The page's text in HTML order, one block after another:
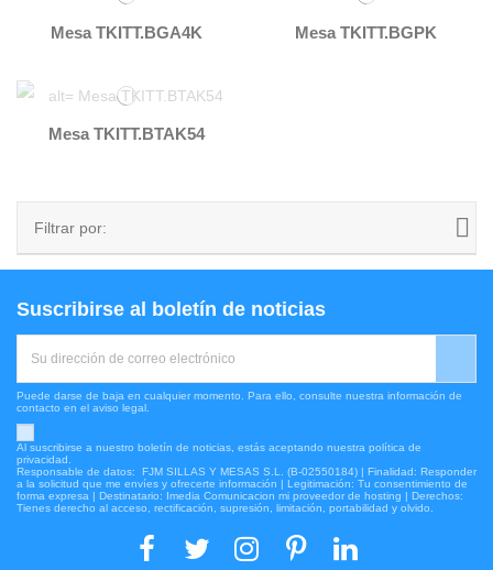
Mesa TKITT.BGA4K Mesa TKITT.BGPK
Mesa TKITT.BTAK54
Filtrar por:
Suscribirse al boletín de noticias
Puede darse de baja en cualquier momento. Para ello, consulte nuestra información de
contacto en el aviso legal.
Al suscribirse a nuestro boletín de noticias, estás aceptando nuestra política de
privacidad.
Responsable de datos: FJM SILLAS Y MESAS S.L. (B-02550184) | Finalidad: Responder
a la solicitud que me envíes y ofrecerte información | Legitimación: Tu consentimiento de
forma expresa | Destinatario: Imedia Comunicacion mi proveedor de hosting | Derechos:
Tienes derecho al acceso, rectificación, supresión, limitación, portabilidad y olvido.